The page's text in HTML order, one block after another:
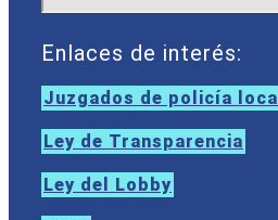
Enlaces de interés:
Juzgados de policía local
Ley de Transparencia
Ley del Lobby